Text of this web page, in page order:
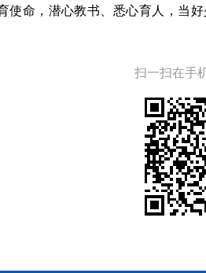
使命，潜心教书、悉心育人，当
扫一扫在手